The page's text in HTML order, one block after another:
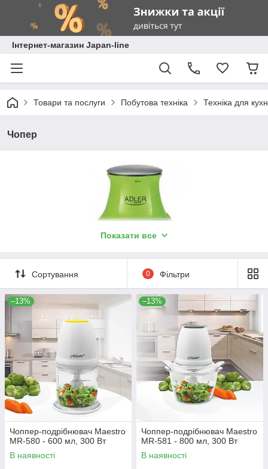
Інтернет-магазин Japan-line
Товари та послуги Побутова техніка Техніка для
Чопер
Показати все
Сортування 0 Фільтри
–13%
Чоппер-подрібнювач Maestro
MR-580 - 600 мл, 300 Вт
В наявності
–13%
Чоппер-подрібнювач Maestro
MR-581 - 800 мл, 300 Вт
В наявності